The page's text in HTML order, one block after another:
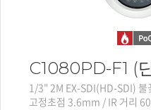
C1080PD-F1 (
1/3" 2M EX-SDI(HD-SDI) 불
고정초점 3.6mm / IR 거리